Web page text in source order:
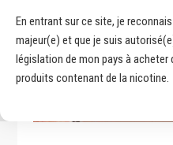
En entrant sur ce site, je
majeur(e) et que je suis
législation de mon pays à acheter
produits contenant de la nicotine.